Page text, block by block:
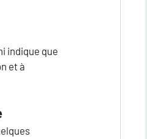
indique que
et à